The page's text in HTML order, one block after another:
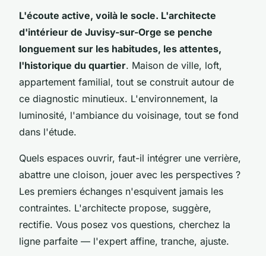
L'écoute active, voilà le socle. L'architecte
d'intérieur de Juvisy-sur-Orge se penche
longuement sur les habitudes, les attentes,
l'historique du quartier. Maison de ville, loft,
appartement familial, tout se construit autour de
ce diagnostic minutieux. L'environnement, la
luminosité, l'ambiance du voisinage, tout se fond
dans l'étude.
Quels espaces ouvrir, faut-il intégrer une verrière,
abattre une cloison, jouer avec les perspectives ?
Les premiers échanges n'esquivent jamais les
contraintes. L'architecte propose, suggère,
rectifie. Vous posez vos questions, cherchez la
ligne parfaite — l'expert affine, tranche, ajuste.